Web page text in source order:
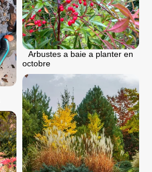
Arbustes a baie a planter en
octobre